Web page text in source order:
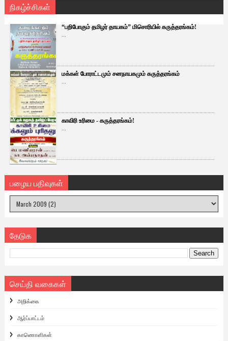
நிகழ்ச்சிகள்
“பறிபோகும் தமிழர் தாயகம்” மிசொரியில் கருத்தரங்கம்!
...
மக்கள் போராட்டமும் சனநாயகமும் கருத்தரங்கம்
...
காவிரி உரிமை - கருத்தரங்கம்!
...
பழைய பதிவுகள்
தேடுக
செய்தி வகைகள்
அறிக்கை
ஆர்ப்பாட்டம்
காணொளிகள்